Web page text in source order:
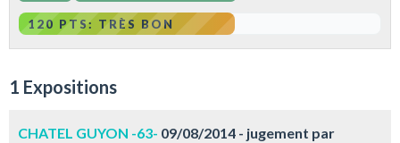
120 PTS: TRÈS BON
1 Expositions
CHATEL GUYON -63- 09/08/2014 - jugement par